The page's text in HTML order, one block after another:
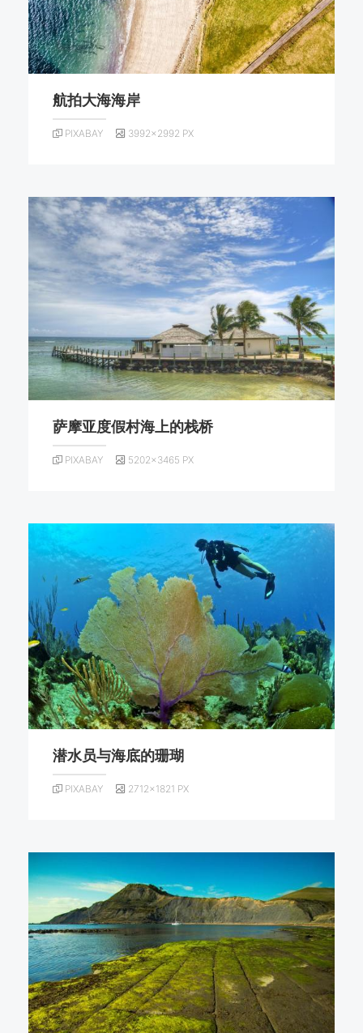
航拍大海海岸
PIXABAY 3992×2992 PX
萨摩亚度假村海上的栈桥
PIXABAY 5202×3465 PX
潜水员与海底的珊瑚
PIXABAY 2712×1821 PX